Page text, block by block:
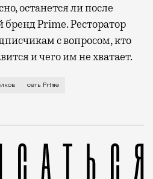
останется ли после
Prime. Ресторатор
с вопросом, кто
и чего им не хватает.
из самых старых
сеть Prime